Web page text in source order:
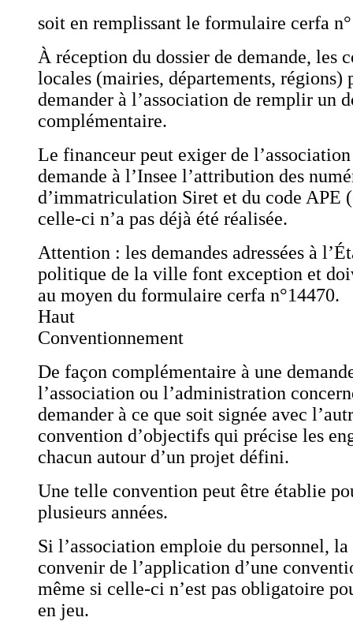
soit en remplissant le formulaire cerfa
À réception du dossier de demande, les
locales (mairies, départements, régions)
demander à l’association de remplir un
complémentaire.
Le financeur peut exiger de
demande à l’Insee l’attribution des
d’immatriculation Siret et du code APE
celle-ci n’a pas déjà été réalisée.
Attention : les demandes adressées à
politique de la ville font exception et
au moyen du formulaire cerfa n°14470.
Haut
Conventionnement
De façon complémentaire à une
l’association ou l’administration
demander à ce que soit signée avec
convention d’objectifs qui précise les
chacun autour d’un projet défini.
Une telle convention peut être établie
plusieurs années.
Si l’association emploie du personnel,
convenir de l’application d’une
même si celle-ci n’est pas obligatoire
en jeu.